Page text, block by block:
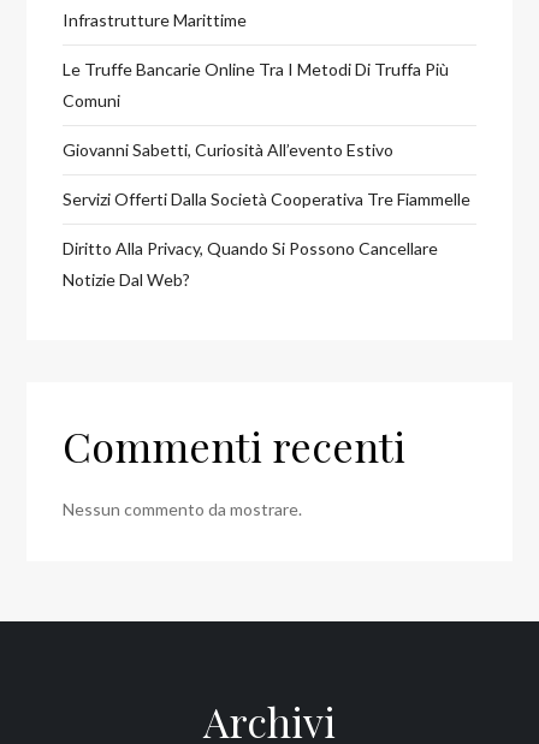
Infrastrutture Marittime
Le Truffe Bancarie Online Tra I Metodi Di Truffa Più
Comuni
Giovanni Sabetti, Curiosità All’evento Estivo
Servizi Offerti Dalla Società Cooperativa Tre Fiammelle
Diritto Alla Privacy, Quando Si Possono Cancellare
Notizie Dal Web?
Commenti recenti
Nessun commento da mostrare.
Archivi